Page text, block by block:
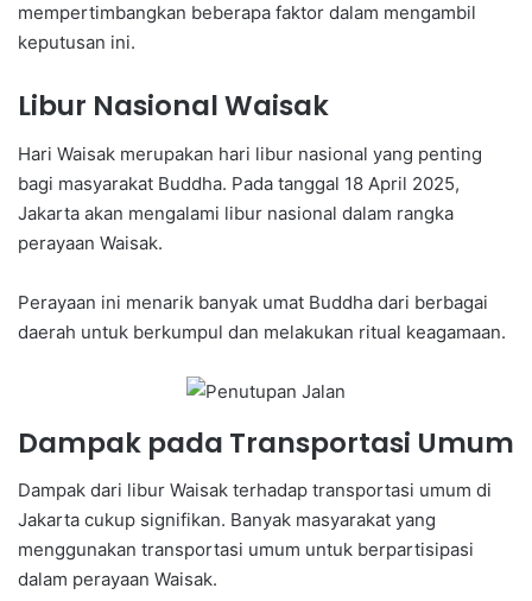
mempertimbangkan beberapa faktor dalam mengambil
keputusan ini.
Libur Nasional Waisak
Hari Waisak merupakan hari libur nasional yang penting
bagi masyarakat Buddha. Pada tanggal 18 April 2025,
Jakarta akan mengalami libur nasional dalam rangka
perayaan Waisak.
Perayaan ini menarik banyak umat Buddha dari berbagai
daerah untuk berkumpul dan melakukan ritual keagamaan.
Dampak pada Transportasi Umum
Dampak dari libur Waisak terhadap transportasi umum di
Jakarta cukup signifikan. Banyak masyarakat yang
menggunakan transportasi umum untuk berpartisipasi
dalam perayaan Waisak.